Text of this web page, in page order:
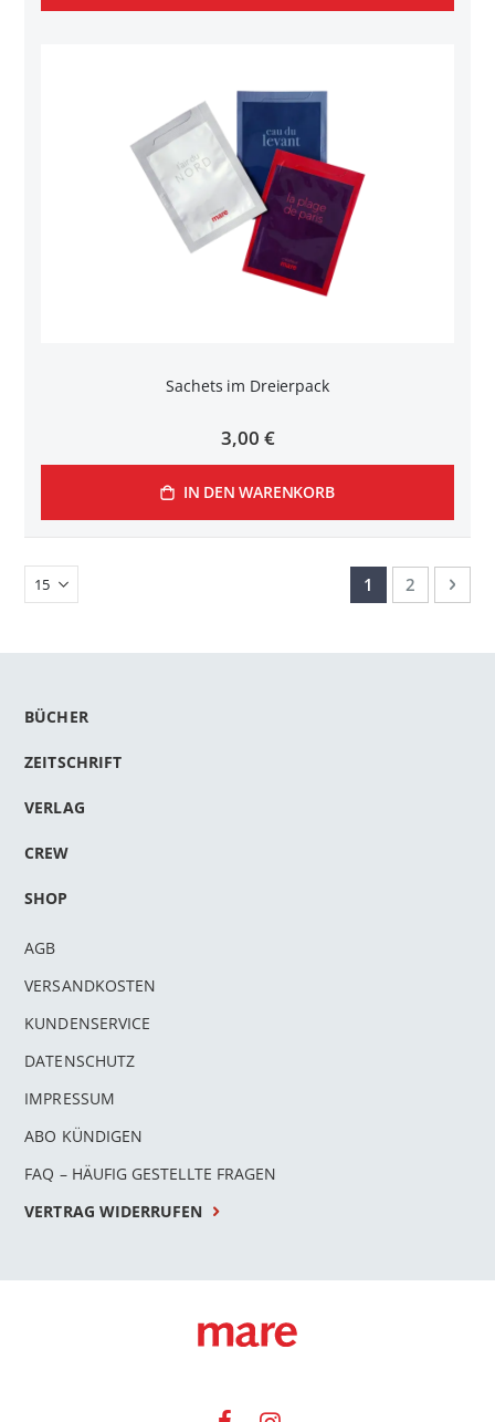
Sachets im Dreierpack
3,00 €
IN DEN WARENKORB
Seite
Sie lesen
1 Seite
2 Seite
BÜCHER
ZEITSCHRIFT
VERLAG
CREW
SHOP
AGB
VERSANDKOSTEN
KUNDENSERVICE
DATENSCHUTZ
IMPRESSUM
ABO KÜNDIGEN
FAQ – HÄUFIG GESTELLTE FRAGEN
VERTRAG WIDERRUFEN